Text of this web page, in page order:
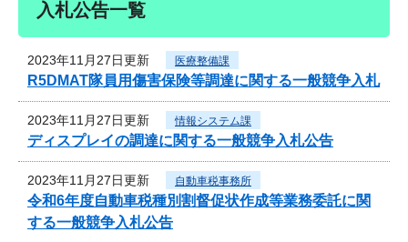
入札公告一覧
2023年11月27日更新 医療整備課
R5DMAT隊員用傷害保険等調達に関する一般競争入札
2023年11月27日更新 情報システム課
ディスプレイの調達に関する一般競争入札公告
2023年11月27日更新 自動車税事務所
令和6年度自動車税種別割督促状作成等業務委託に関
する一般競争入札公告